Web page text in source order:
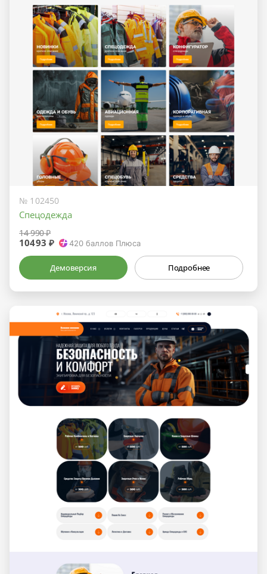
№ 102450
Спецодежда
14 990 ₽
10493 ₽ 420 баллов Плюса
Демоверсия Подробнее